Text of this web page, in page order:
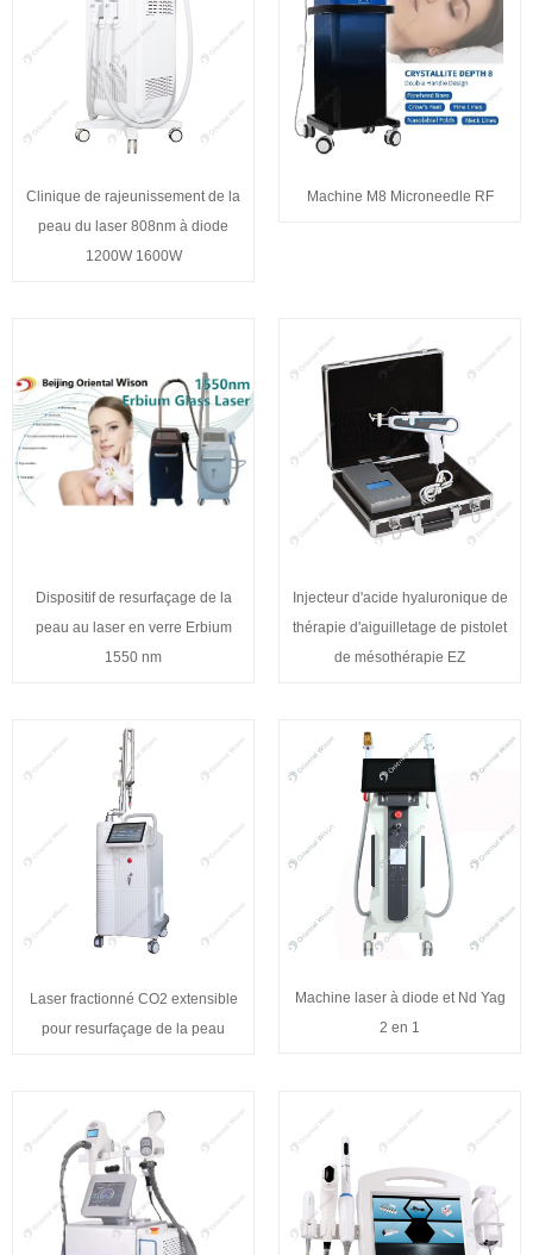
Clinique de rajeunissement de la
peau du laser 808nm à diode
1200W 1600W
Machine M8 Microneedle RF
Dispositif de resurfaçage de la
peau au laser en verre Erbium
1550 nm
Injecteur d'acide hyaluronique de
thérapie d'aiguilletage de pistolet
de mésothérapie EZ
Laser fractionné CO2 extensible
pour resurfaçage de la peau
Machine laser à diode et Nd Yag
2 en 1